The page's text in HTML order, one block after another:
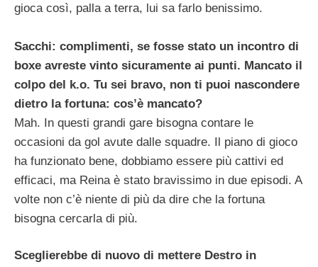
gioca così, palla a terra, lui sa farlo benissimo.
Sacchi: complimenti, se fosse stato un incontro di
boxe avreste vinto sicuramente ai punti. Mancato il
colpo del k.o. Tu sei bravo, non ti puoi nascondere
dietro la fortuna: cos’è mancato?
Mah. In questi grandi gare bisogna contare le
occasioni da gol avute dalle squadre. Il piano di gioco
ha funzionato bene, dobbiamo essere più cattivi ed
efficaci, ma Reina è stato bravissimo in due episodi. A
volte non c’è niente di più da dire che la fortuna
bisogna cercarla di più.
Sceglierebbe di nuovo di mettere Destro in